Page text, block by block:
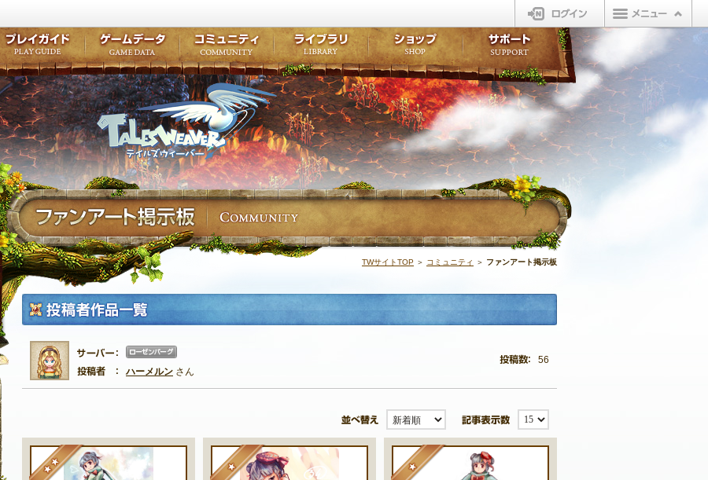
ログイン
テイルズウィーバー
公式サイトにログイン
外部サービスIDでログイン
質問掲示板
クラブ募集掲示板
TWサイトTOP ＞ コミュニティ ＞ ファンアート掲示板
ハーメルン さん
56
並び替え 記事表示数
★★ ★
ゲーム紹介
ここだけは知っておこうプレイガイド
ワープポイント
ゲームデータ
ルーンスキル
コミュニティ
コミュニティポイントライブラリ
LINEスタンプ
ショップ
販売アイテム
ビューティーショップ
オープンマーケットサポート
不具合対応状況
アンケート